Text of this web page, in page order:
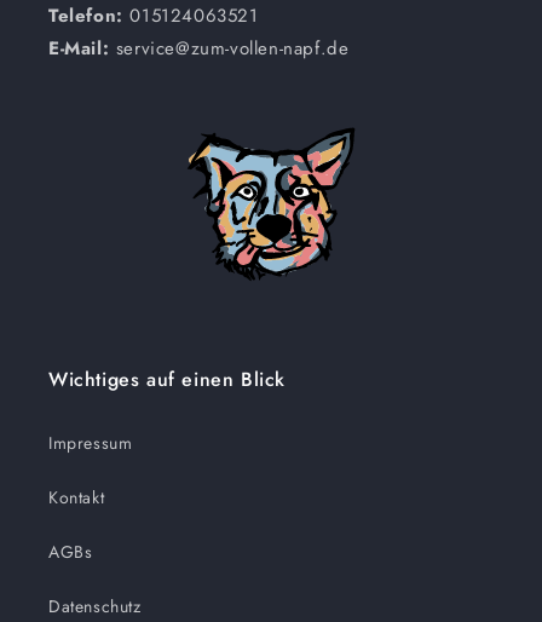
Telefon:015124063521
E-Mail: service@zum-vollen-napf.de
Wichtiges auf einen Blick
Impressum
Kontakt
AGBs
Datenschutz